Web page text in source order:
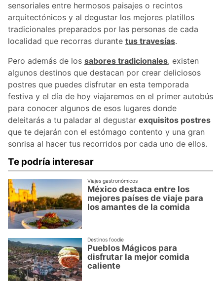
sensoriales entre hermosos paisajes o recintos
arquitectónicos y al degustar los mejores platillos
tradicionales preparados por las personas de cada
localidad que recorras durante tus travesías.
Pero además de los sabores tradicionales, existen
algunos destinos que destacan por crear deliciosos
postres que puedes disfrutar en esta temporada
festiva y el día de hoy viajaremos en el primer autobús
para conocer algunos de esos lugares donde
deleitarás a tu paladar al degustar exquisitos postres
que te dejarán con el estómago contento y una gran
sonrisa al hacer tus recorridos por cada uno de ellos.
Te podría interesar
Viajes gastronómicos
México destaca entre los
mejores países de viaje para
los amantes de la comida
Destinos foodie
Pueblos Mágicos para
disfrutar la mejor comida
caliente